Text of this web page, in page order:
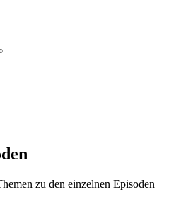
zu den einzelnen Episoden